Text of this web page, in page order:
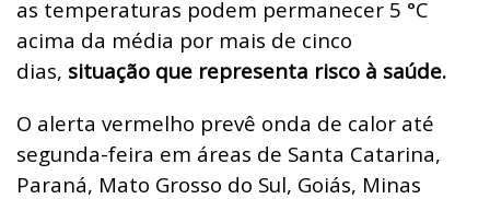
as temperaturas podem permanecer 5 °C
acima da média por mais de cinco
dias, situação que representa risco à saúde.
O alerta vermelho prevê onda de calor até
segunda-feira em áreas de Santa Catarina,
Paraná, Mato Grosso do Sul, Goiás, Minas